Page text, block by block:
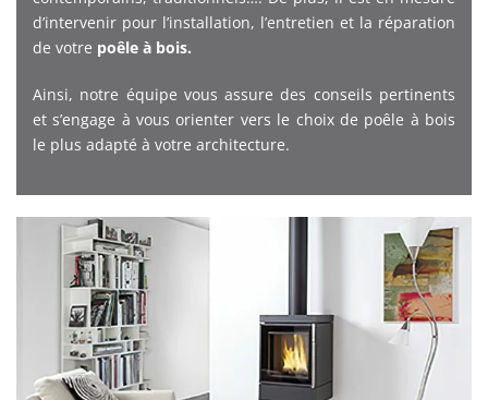
d’intervenir pour l’installation, l’entretien et la réparation
de votre poêle à bois.
Ainsi, notre équipe vous assure des conseils pertinents
et s’engage à vous orienter vers le choix de poêle à bois
le plus adapté à votre architecture.